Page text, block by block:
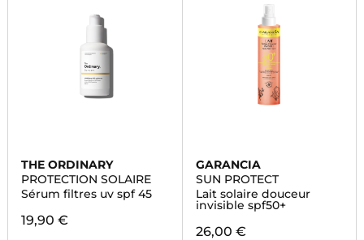
THE ORDINARY
PROTECTION SOLAIRE
Sérum filtres uv spf 45
19,90 €
GARANCIA
SUN PROTECT
Lait solaire douceur
invisible spf50+
26,00 €